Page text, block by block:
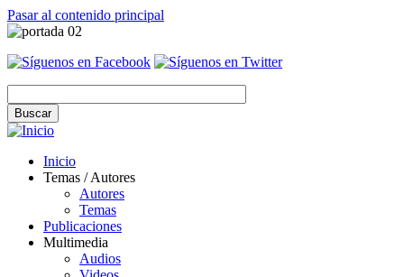
Pasar al contenido principal
Inicio
Temas / Autores
Autores
Temas
Publicaciones
Multimedia
Audios